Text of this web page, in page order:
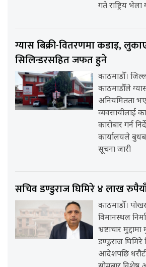
गते राष्ट्रिय
ग्यास बिक्री-वितरणमा कडाइ,
सिलिन्डरसहित जफत हुने
काठमाडौँ।
काठमाडौँले
अनियमितता
व्यवसायीलाई
कारोबार गर्न
कार्यालयले
सूचना जारी
सचिव डण्डुराज घिमिरे ४ लाख रुपैयाँ
काठमाडौँ।
विमानस्थल
भ्रष्टाचार
डण्डुराज
आदेशपछि